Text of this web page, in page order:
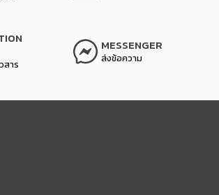
สาร
MESSENGER
ส่งข้อความ